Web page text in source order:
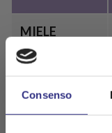
Consenso
MIELE
CACAO
SUCCO DI